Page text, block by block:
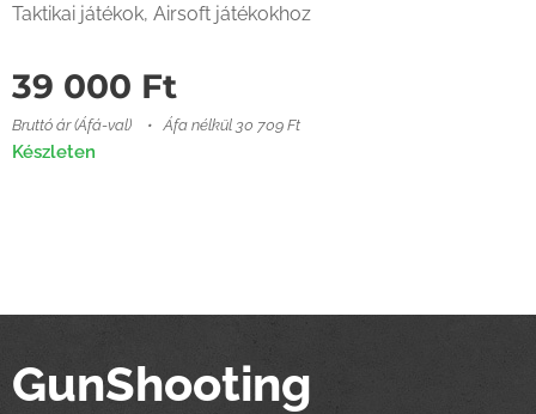
Taktikai játékok, Airsoft játékokhoz
39 000 Ft
Bruttó ár (Áfá-val) Áfa nélkül 30 709 Ft
Készleten
GunShooting